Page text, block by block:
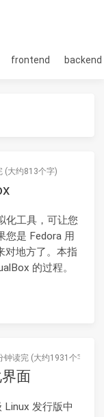
frontend backend
(大约813个字)
化工具，可让您
您是 Fedora 用
对地方了。本指
的过程。
钟读完 (大约1931个字)
面
Linux 发行版中